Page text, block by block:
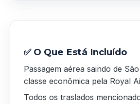
✅ O Que Está Incluído
Passagem aérea saindo de
classe econômica pela Royal
Todos os traslados